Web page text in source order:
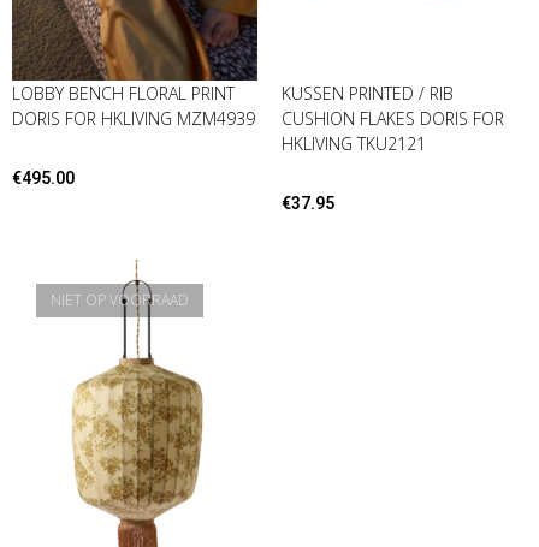
LOBBY BENCH FLORAL PRINT
DORIS FOR HKLIVING MZM4939
€495.00
KUSSEN PRINTED / RIB
CUSHION FLAKES DORIS FOR
HKLIVING TKU2121
€37.95
NIET OP VOORRAAD